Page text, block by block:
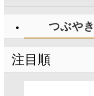
つぶや
注目順